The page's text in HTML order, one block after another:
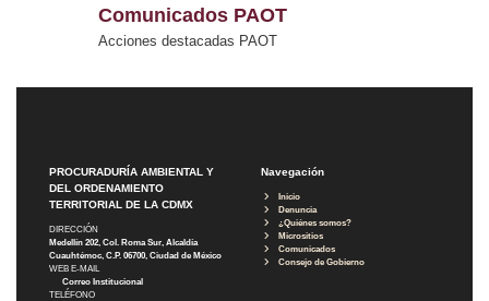
Comunicados PAOT
Acciones destacadas PAOT
PROCURADURÍA AMBIENTAL Y
DEL ORDENAMIENTO
TERRITORIAL DE LA CDMX
DIRECCIÓN
Medellín 202, Col. Roma Sur, Alcaldía
Cuauhtémoc, C.P. 06700, Ciudad de México
WEB E-MAIL
Correo Institucional
TELÉFONO
Navegación
Inicio
Denuncia
¿Quiénes somos?
Micrositios
Comunicados
Consejo de Gobierno